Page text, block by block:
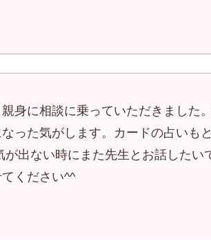
身に相談に乗っていただきました
った気がします。カードの占いも
が出ない時にまた先生とお話した
ください^^